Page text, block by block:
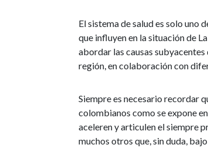
El sistema de salud es solo uno
que influyen en la situación de
abordar las causas
región, en colaboración con
Siempre es necesario recordar
colombianos como se expone
aceleren y articulen el siempre
muchos otros que, sin duda,